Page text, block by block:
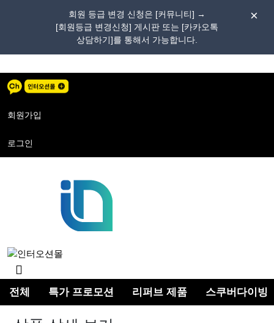
회원 등급 변경 신청은 [커뮤니티] →
[회원등급 변경신청] 게시판 또는 [카카오톡
상담하기]를 통해서 가능합니다.
뉴
버
회원가입
로그인
검
색
버
튼
전체 특가 프로모션 리퍼브 제품 스쿠버다이빙